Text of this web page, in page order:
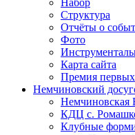
Набор
Структура
Отчёты о
Фото
Карта сайта
Премия первых
Немчиновский
Немчиновская
КДЦ с.
Клубные